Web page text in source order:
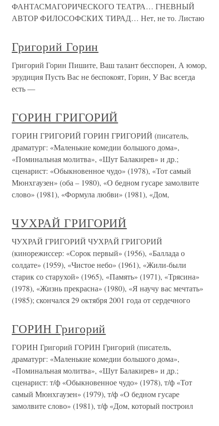
ФАНТАСМАГОРИЧЕСКОГО ТЕАТРА… ГНЕВНЫЙ
АВТОР ФИЛОСОФСКИХ ТИРАД… Нет, не то. Листаю
Григорий Горин
Григорий Горин Пишите, Ваш талант бесспорен, А юмор,
эрудиция Пусть Вас не беспокоят, Горин, У Вас всегда
есть —
ГОРИН ГРИГОРИЙ
ГОРИН ГРИГОРИЙ ГОРИН ГРИГОРИЙ (писатель,
драматург: «Маленькие комедии большого дома»,
«Поминальная молитва», «Шут Балакирев» и др.;
сценарист: «Обыкновенное чудо» (1978), «Тот самый
Мюнхгаузен» (оба – 1980), «О бедном гусаре замолвите
слово» (1981), «Формула любви» (1981), «Дом,
ЧУХРАЙ ГРИГОРИЙ
ЧУХРАЙ ГРИГОРИЙ ЧУХРАЙ ГРИГОРИЙ
(кинорежиссер: «Сорок первый» (1956), «Баллада о
солдате» (1959), «Чистое небо» (1961), «Жили-были
старик со старухой» (1965), «Память» (1971), «Трясина»
(1978), «Жизнь прекрасна» (1980), «Я научу вас мечтать»
(1985); скончался 29 октября 2001 года от сердечного
ГОРИН Григорий
ГОРИН Григорий ГОРИН Григорий (писатель,
драматург: «Маленькие комедии большого дома»,
«Поминальная молитва», «Шут Балакирев» и др.;
сценарист: т/ф «Обыкновенное чудо» (1978), т/ф «Тот
самый Мюнхгаузен» (1979), т/ф «О бедном гусаре
замолвите слово» (1981), т/ф «Дом, который построил